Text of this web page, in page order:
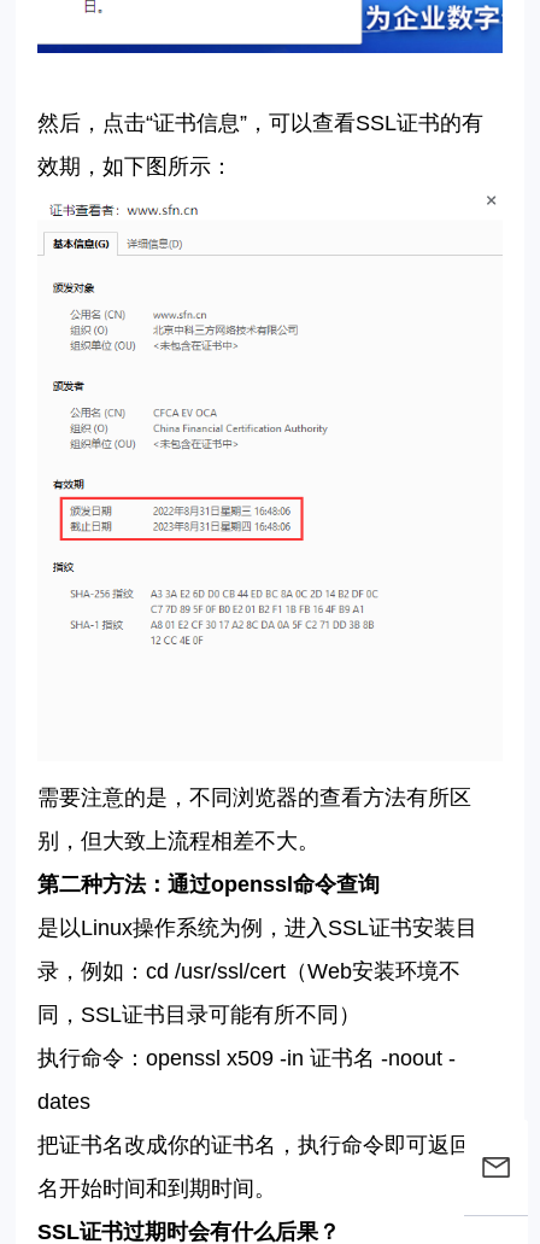
然后，点击“证书信息”，可以查看SSL证书的有
效期，如下图所示：
需要注意的是，不同浏览器的查看方法有所区
别，但大致上流程相差不大。
第二种方法：通过openssl命令查询
是以Linux操作系统为例，进入 SSL证书安装目
录，例如：cd /usr/ssl/cert （Web安装环境不
同， SSL证书目录可能有所不同）
执行命令：openssl x509 -in证书名-noout -
dates
把证书名改成你的证书名，执行命令即可返回域
名开始时间和到期时间。
SSL证书过期时会有什么后果？